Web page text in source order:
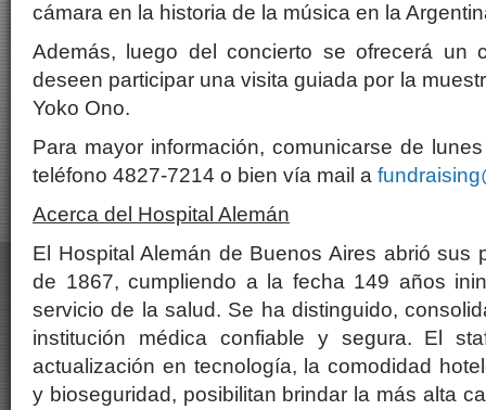
cámara en la historia de la música en la
Además, luego del concierto se ofrecerá un
deseen participar una visita guiada por la
Yoko Ono.
Para mayor información, comunicarse de
teléfono 4827-7214 o bien vía mail a
Acerca del Hospital Alemán
El Hospital Alemán de Buenos Aires abrió sus
de 1867, cumpliendo a la fecha 149 años
servicio de la salud. Se ha distinguido,
institución médica confiable y segura. El
actualización en tecnología, la comodidad
y bioseguridad, posibilitan brindar la más alta